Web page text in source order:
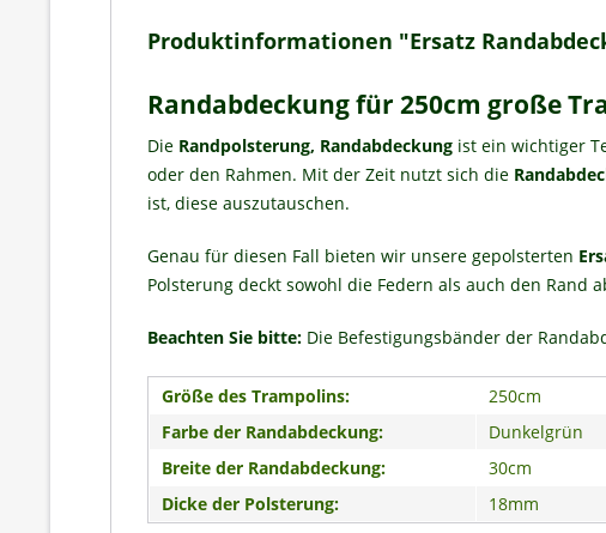
Produktinformationen "Ersatz
Randabdeckung für 250cm große
Die Randpolsterung, Randabdeckung ist ein wichtiger
oder den Rahmen. Mit der Zeit nutzt sich die
ist, diese auszutauschen.
Genau für diesen Fall bieten wir unsere gepolsterten
Polsterung deckt sowohl die Federn als auch den Rand
Beachten Sie bitte: Die Befestigungsbänder der
Größe des Trampolins:
250cm
Farbe der Randabdeckung:
Dunkelgrün
Breite der Randabdeckung:
30cm
Dicke der Polsterung:
18mm